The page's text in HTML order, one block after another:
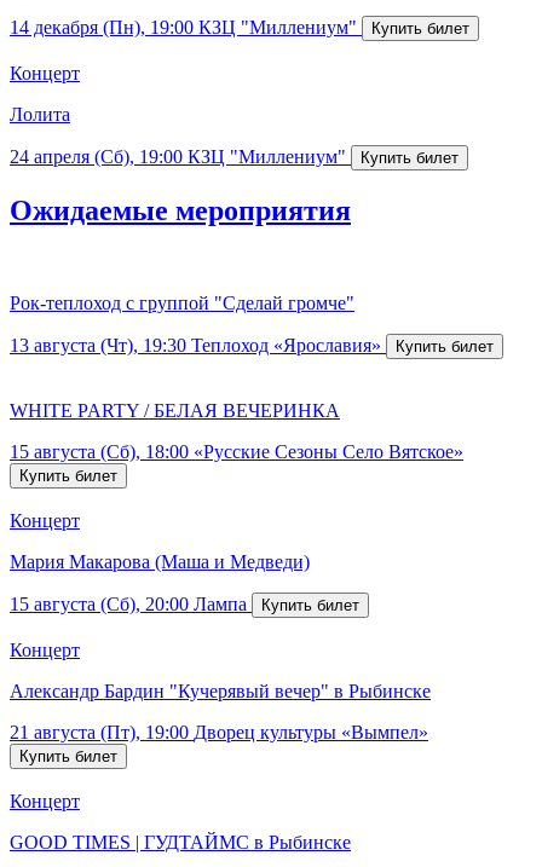
14 декабря (Пн), 19:00 КЗЦ "Миллениум"
Концерт
Лолита
24 апреля (Сб), 19:00 КЗЦ "Миллениум"
Ожидаемые мероприятия
Рок-теплоход с группой "Сделай громче"
13 августа (Чт), 19:30 Теплоход «Ярославия»
WHITE PARTY / БЕЛАЯ ВЕЧЕРИНКА
15 августа (Сб), 18:00 «Русские Сезоны Село Вятское»
Концерт
Мария Макарова (Маша и Медведи)
15 августа (Сб), 20:00 Лампа
Концерт
Александр Бардин "Кучерявый вечер" в Рыбинске
21 августа (Пт), 19:00 Дворец культуры «Вымпел»
Концерт
GOOD TIMES | ГУДТАЙМС в Рыбинске